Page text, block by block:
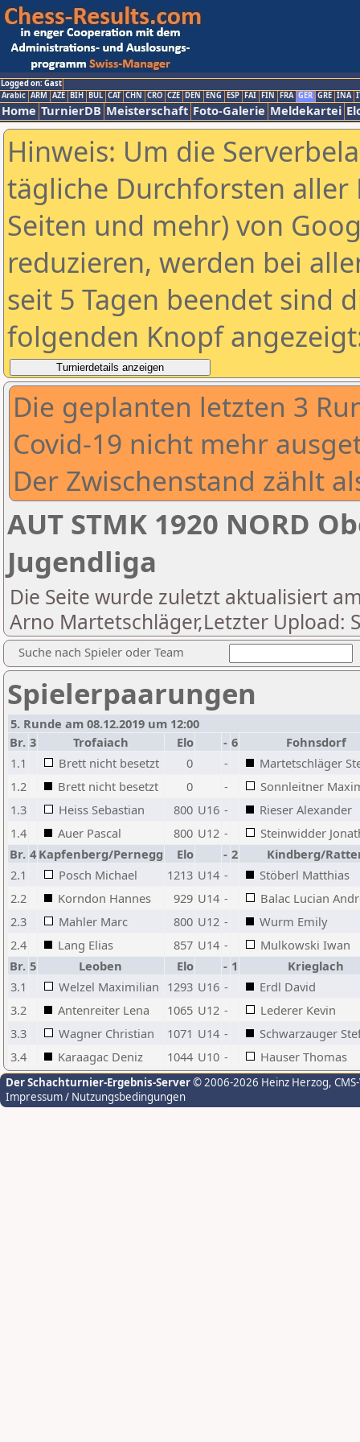
Logged on: Gast
Arabic ARM AZE BIH BUL CAT CHN CRO CZE DEN ENG ESP FAI FIN FRA GER GRE INA
Home TurnierDB Meisterschaft Foto-Galerie Meldekartei
Hinweis: Um die
tägliche Durchforsten aller
Seiten und mehr) von
reduzieren, werden bei
seit 5 Tagen beendet sind
folgenden Knopf
Die geplanten letzten 3
Covid-19 nicht mehr
Der Zwischenstand zählt
AUT STMK 1920 NORD
Jugendliga
Die Seite wurde zuletzt aktualisiert
Arno Martetschläger,Letzter Upload:
Suche nach Spieler oder Team
Spielerpaarungen
5. Runde am 08.12.2019 um 12:00
Br. 3 Trofaiach Elo - 6
Fohnsdorf
1.1
Brett nicht besetzt 0 -
Martetschläger
1.2
Brett nicht besetzt 0 -
Sonnleitner
1.3
Heiss Sebastian 800 U16 -
Rieser Alexander
1.4
Auer Pascal 800 U12 -
Steinwidder
Br. 4 Kapfenberg/Pernegg Elo - 2
Kindberg/
2.1
Posch Michael 1213 U14 -
Stöberl Matthias
2.2
Korndon Hannes 929 U14 -
Balac Lucian
2.3
Mahler Marc 800 U12 -
Wurm Emily
2.4
Lang Elias 857 U14 -
Mulkowski Iwan
Br. 5 Leoben Elo - 1
Krieglach
3.1
Welzel Maximilian 1293 U16 -
Erdl David
3.2
Antenreiter Lena 1065 U12 -
Lederer Kevin
3.3
Wagner Christian 1071 U14 -
Schwarzauger
3.4
Karaagac Deniz 1044 U10 - Hauser Thomas
Der Schachturnier-Ergebnis-Server© 2006-2026 Heinz Herzog,
Impressum / Nutzungsbedingungen